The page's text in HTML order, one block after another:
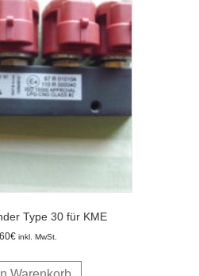
Type 30 für KME
€ inkl. MwSt.